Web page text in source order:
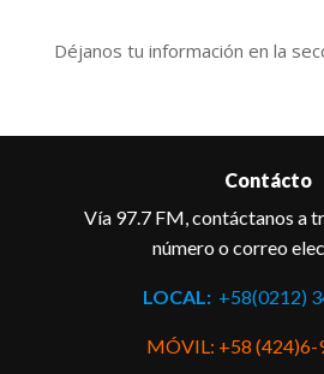
Déjanos tu información en la
Contácto
Vía 97.7 FM, contáctanos a
número o correo
LOCAL: +58(0212)
MÓVIL: +58